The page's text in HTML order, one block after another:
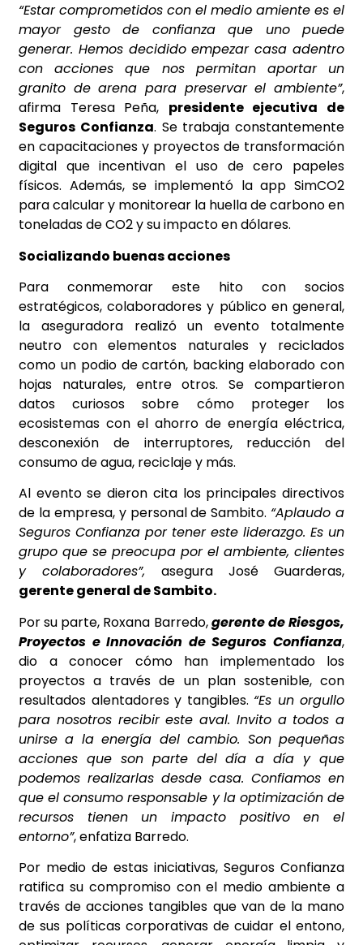
“Estar comprometidos con el medio amiente es el
mayor gesto de confianza que uno puede
generar. Hemos decidido empezar casa adentro
con acciones que nos permitan aportar un
granito de arena para preservar el ambiente”,
afirma Teresa Peña, presidente ejecutiva de
Seguros Confianza. Se trabaja constantemente
en capacitaciones y proyectos de transformación
digital que incentivan el uso de cero papeles
físicos. Además, se implementó la app SimCO2
para calcular y monitorear la huella de carbono en
toneladas de CO2 y su impacto en dólares.
Socializando buenas acciones
Para conmemorar este hito con socios
estratégicos, colaboradores y público en general,
la aseguradora realizó un evento totalmente
neutro con elementos naturales y reciclados
como un podio de cartón, backing elaborado con
hojas naturales, entre otros. Se compartieron
datos curiosos sobre cómo proteger los
ecosistemas con el ahorro de energía eléctrica,
desconexión de interruptores, reducción del
consumo de agua, reciclaje y más.
Al evento se dieron cita los principales directivos
de la empresa, y personal de Sambito. “Aplaudo a
Seguros Confianza por tener este liderazgo. Es un
grupo que se preocupa por el ambiente, clientes
y colaboradores”, asegura José Guarderas,
gerente general de Sambito.
Por su parte, Roxana Barredo,gerente de Riesgos,
Proyectos e Innovación de Seguros Confianza,
dio a conocer cómo han implementado los
proyectos a través de un plan sostenible, con
resultados alentadores y tangibles. “Es un orgullo
para nosotros recibir este aval. Invito a todos a
unirse a la energía del cambio. Son pequeñas
acciones que son parte del día a día y que
podemos realizarlas desde casa. Confiamos en
que el consumo responsable y la optimización de
recursos tienen un impacto positivo en el
entorno”, enfatiza Barredo.
Por medio de estas iniciativas, Seguros Confianza
ratifica su compromiso con el medio ambiente a
través de acciones tangibles que van de la mano
de sus políticas corporativas de cuidar el entono,